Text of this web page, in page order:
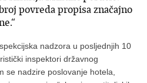
povreda propisa značajno
nadzora u posljednjih 10
inspektori državnog
se nadzire poslovanje hotela,